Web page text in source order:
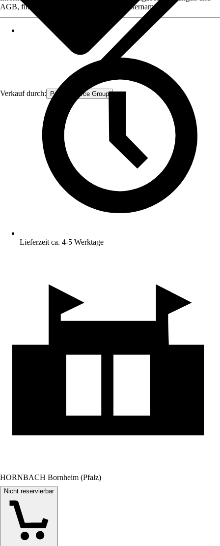
Verkauf durch: Procommerce Group
AGB, finden Sie bei Klick auf den Verkäufernamen.
Lieferzeit ca. 4-5 Werktage
HORNBACH Bornheim (Pfalz)
Nicht reservierbar